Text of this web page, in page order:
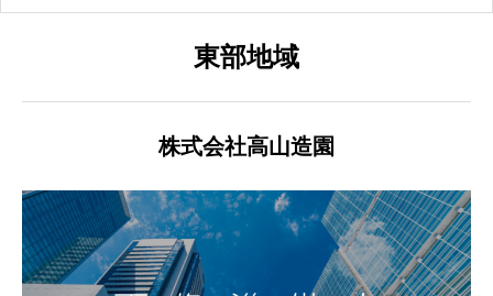
東部地域
株式会社高山造園